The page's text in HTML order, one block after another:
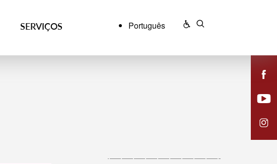
SERVIÇOS Português